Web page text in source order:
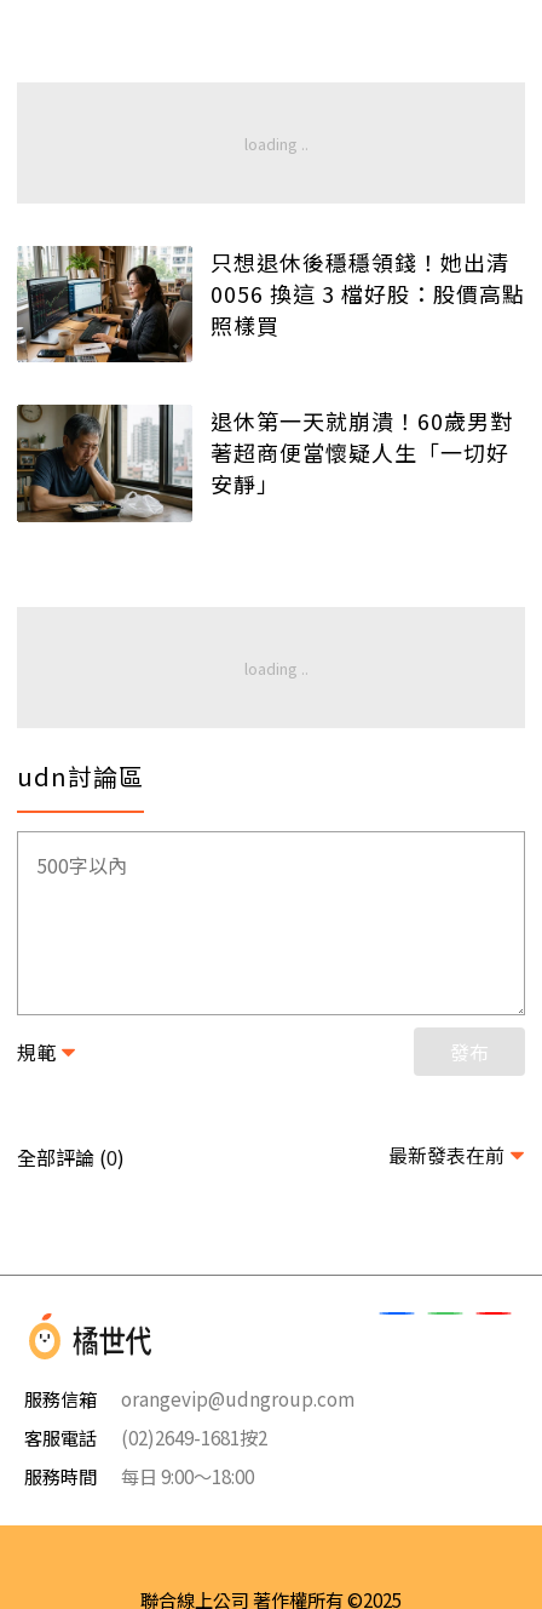
只想退休後穩穩領錢！她出清
0056 換這 3 檔好股：股價高點
照樣買
退休第一天就崩潰！60歲男對
著超商便當懷疑人生「一切好
安靜」
udn討論區
規範 發布
全部評論 (0) 最新發表在前
服務信箱
orangevip@udngroup.com
客服電話
(02)2649-1681按2
服務時間
每日 9:00～18:00
聯合線上公司 著作權所有 ©2025